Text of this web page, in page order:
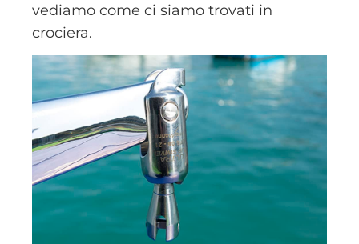
vediamo come ci siamo trovati in
crociera.